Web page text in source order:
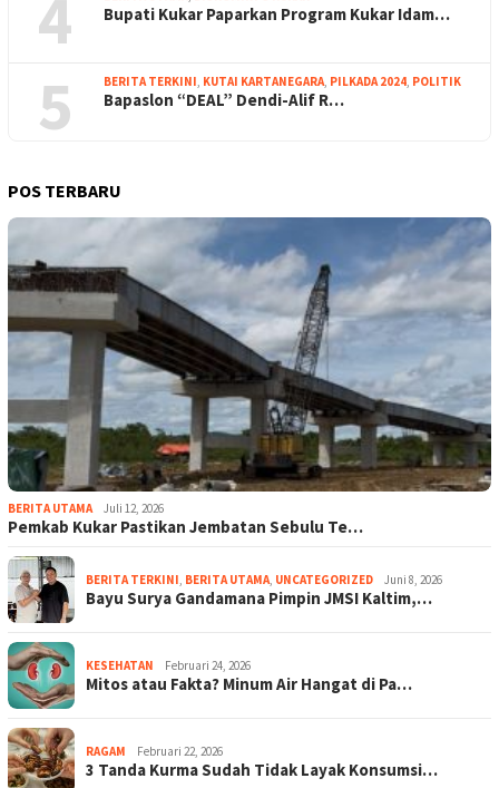
4 Bupati Kukar Paparkan Program Kukar Idam…
5 BERITA TERKINI KUTAI KARTANEGARA PILKADA 2024 POLITIK
Bapaslon “DEAL” Dendi-Alif R…
POS TERBARU
BERITA UTAMA Juli 12, 2026
Pemkab Kukar Pastikan Jembatan Sebulu Te…
BERITA TERKINI BERITA UTAMA UNCATEGORIZED Juni 8, 2026
Bayu Surya Gandamana Pimpin JMSI Kaltim,…
KESEHATAN Februari 24, 2026
Mitos atau Fakta? Minum Air Hangat di Pa…
RAGAM Februari 22, 2026
3 Tanda Kurma Sudah Tidak Layak Konsumsi…